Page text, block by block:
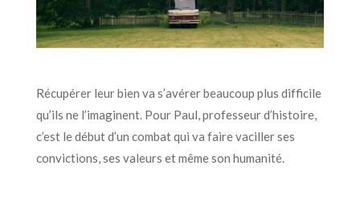
Récupérer leur bien va s’avérer beaucoup plus difficile
qu’ils ne l’imaginent. Pour Paul, professeur d’histoire,
c’est le début d’un combat qui va faire vaciller ses
convictions, ses valeurs et même son humanité.